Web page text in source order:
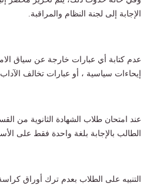
الإجابة إلى لجنة النظام والمراقبة.
عدم كتابة أي عبارات خارجة عن سياق
إيحاءات سياسية ، أو عبارات تخالف
عند امتحان طلاب الشهادة الثانوية من
الطالب بالإجابة بلغة واحدة فقط على
التنبيه على الطلاب بعدم ترك أوراق